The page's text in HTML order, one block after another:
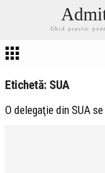
Ghid practic
Etichetă: SUA
O delegaţie din SUA